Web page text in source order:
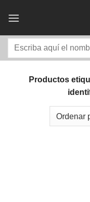
Buscar
Productos